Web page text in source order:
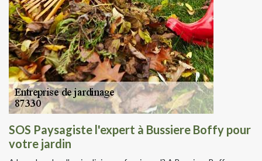
SOS Paysagiste l'expert à Bussiere Boffy pour
votre jardin